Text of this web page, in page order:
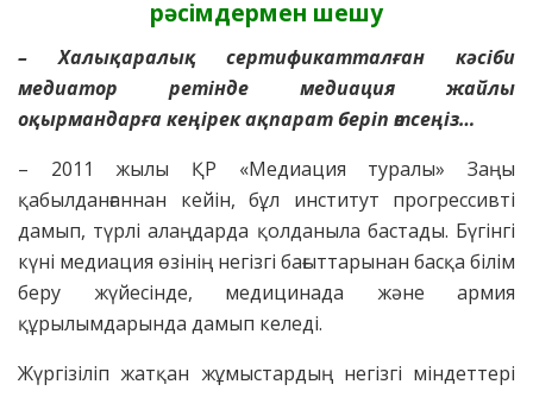
рәсімдермен шешу
– Халықаралық сертификатталған кәсіби
медиатор ретінде медиация жайлы
оқырмандарға кеңірек ақпарат беріп өтсеңіз…
– 2011 жылы ҚР «Медиация туралы» Заңы
қабылданғаннан кейін, бұл институт прогрессивті
дамып, түрлі алаңдарда қолданыла бастады. Бүгінгі
күні медиация өзінің негізгі бағыттарынан басқа білім
беру жүйесінде, медицинада және армия
құрылымдарында дамып келеді.
Жүргізіліп жатқан жұмыстардың негізгі міндеттері